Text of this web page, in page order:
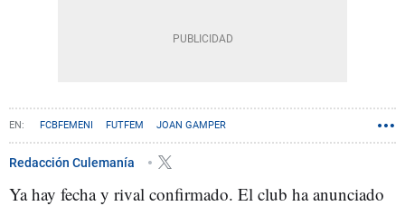
FCBFEMENI FUTFEM JOAN GAMPER
Redacción Culemanía
Ya hay fecha y rival confirmado. El club ha anunciado